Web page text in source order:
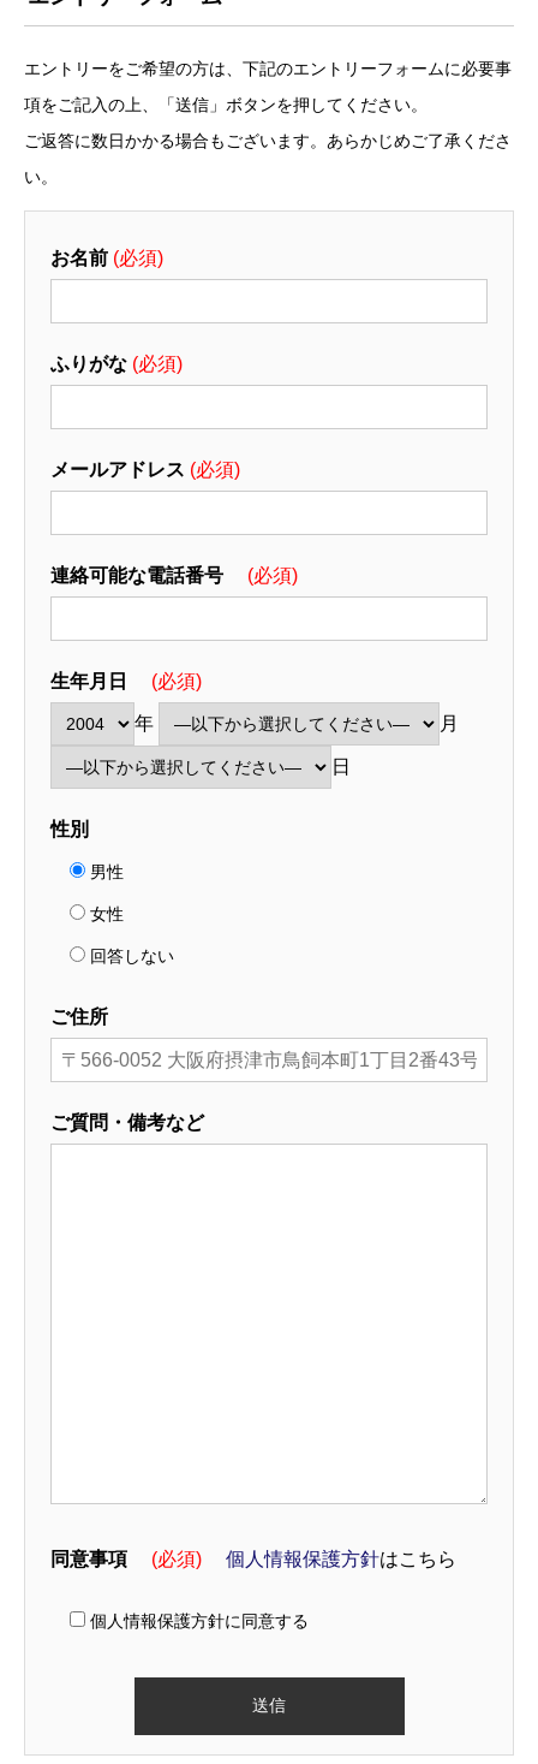
エントリーをご希望の方は、下記のエントリーフォームに必要事
項をご記入の上、「送信」ボタンを押してください。
ご返答に数日かかる場合もございます。あらかじめご了承くださ
い。
お名前 (必須)
ふりがな (必須)
メールアドレス (必須)
連絡可能な電話番号 (必須)
生年月日 (必須)
年 月
日
性別
男性
女性
回答しない
ご住所
ご質問・備考など
同意事項 (必須) 個人情報保護方針はこちら
個人情報保護方針に同意する